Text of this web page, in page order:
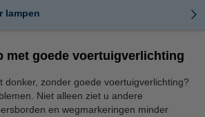
lampen
met goede voertuigverlichting
donker, zonder goede voertuigverlichting?
Niet alleen ziet u andere
en wegmarkeringen minder